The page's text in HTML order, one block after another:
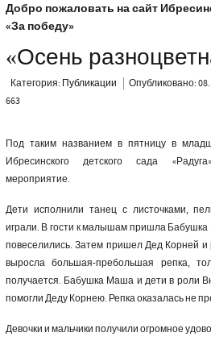
Добро пожаловать на сайт
«За победу»
«Осень
Категория: Публикации Опубликовано:
663
Под таким названием в пятницу в
Ибресинского детского сада
мероприятие.
Дети исполнили танец с листочками,
играли. В гости к малышам пришла
повеселились. Затем пришел Дед Корней и
выросла большая-пребольшая репка,
получается. Бабушка Маша и дети в роли
помогли Деду Корнею. Репка оказалась не
Девочки и мальчики получили огромное